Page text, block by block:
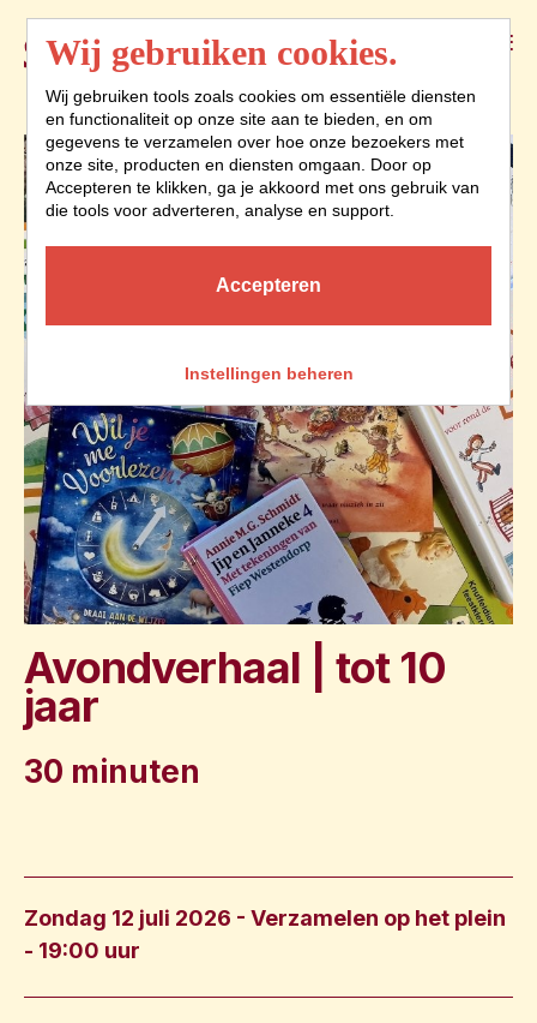
Avondverhaal | tot 10
jaar
30 minuten
Zondag 12 juli 2026 - Verzamelen op het plein
- 19:00 uur
Wij gebruiken cookies.
Wij gebruiken tools zoals cookies om essentiële diensten
en functionaliteit op onze site aan te bieden, en om
gegevens te verzamelen over hoe onze bezoekers met
onze site, producten en diensten omgaan. Door op
Accepteren te klikken, ga je akkoord met ons gebruik van
die tools voor adverteren, analyse en support.
Accepteren
Instellingen beheren